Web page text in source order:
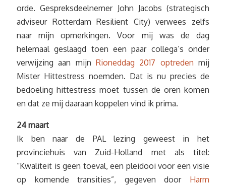
orde. Gespreksdeelnemer John Jacobs (strategisch
adviseur Rotterdam Resilient City) verwees zelfs
naar mijn opmerkingen. Voor mij was de dag
helemaal geslaagd toen een paar collega’s onder
verwijzing aan mijn Rioneddag 2017 optreden mij
Mister Hittestress noemden. Dat is nu precies de
bedoeling hittestress moet tussen de oren komen
en dat ze mij daaraan koppelen vind ik prima.
24 maart
Ik ben naar de PAL lezing geweest in het
provinciehuis van Zuid-Holland met als titel:
“Kwaliteit is geen toeval, een pleidooi voor een visie
op komende transities”, gegeven door Harm